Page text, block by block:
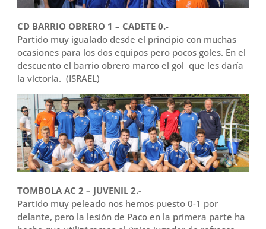
CD BARRIO OBRERO 1 – CADETE 0.-
Partido muy igualado desde el principio con muchas
ocasiones para los dos equipos pero pocos goles. En el
descuento el barrio obrero marco el gol que les daría
la victoria. (ISRAEL)
TOMBOLA AC 2 – JUVENIL 2.-
Partido muy peleado nos hemos puesto 0-1 por
delante, pero la lesión de Paco en la primera parte ha